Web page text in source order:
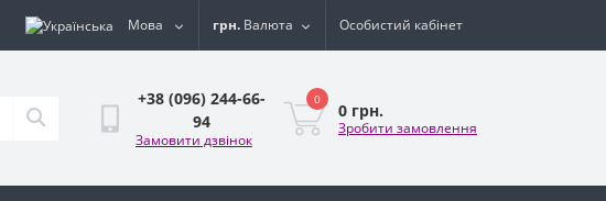
Мова грн. Валюта Особистий кабінет
+38 (096) 244-66-
94
Замовити дзвінок
0
0 грн.
Зробити замовлення